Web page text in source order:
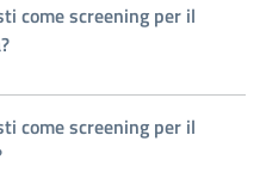
come screening per il
come screening per il